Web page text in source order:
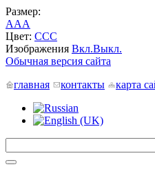
Размер:
AAA
Цвет: CCC
Изображения Вкл.Выкл.
Обычная версия сайта
главная
контакты карта